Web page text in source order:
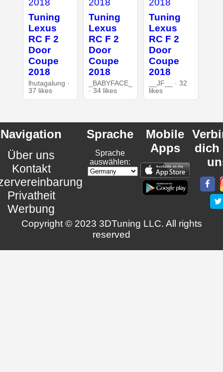
Tuning
Lexus
RC F 2
Door
Coupe
2018
lhutagalung ·
37 likes
Tuning
Lexus
RC F 2
Door
Coupe
2018
_BABYFACE_
· 34 likes
Tuning
Lexus
RC F 2
Door
Coupe
2018
__JF__ · 32
likes
Navigation
Über uns
Kontakt
Privatheit
Werbung
Sprache
Sprache
auswählen:
Mobile
Apps
dich
Copyright © 2023 3DTuning LLC. All rights
reserved